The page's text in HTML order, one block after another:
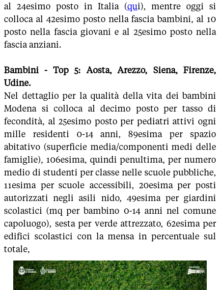
al 24esimo posto in Italia (qui), mentre oggi si
colloca al 42esimo posto nella fascia bambini, al 10
posto nella fascia giovani e al 25esimo posto nella
fascia anziani.
Bambini - Top 5: Aosta, Arezzo, Siena, Firenze,
Udine.
Nel dettaglio per la qualità della vita dei bambini
Modena si colloca al decimo posto per tasso di
fecondità, al 25esimo posto per pediatri attivi ogni
mille residenti 0-14 anni, 89esima per spazio
abitativo (superficie media/componenti medi delle
famiglie), 106esima, quindi penultima, per numero
medio di studenti per classe nelle scuole pubbliche,
11esima per scuole accessibili, 20esima per posti
autorizzati negli asili nido, 49esima per giardini
scolastici (mq per bambino 0-14 anni nel comune
capoluogo), sesta per verde attrezzato, 62esima per
edifici scolastici con la mensa in percentuale sul
totale,